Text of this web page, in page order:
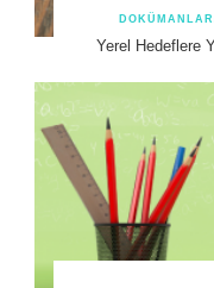
Yerel Hedeflere